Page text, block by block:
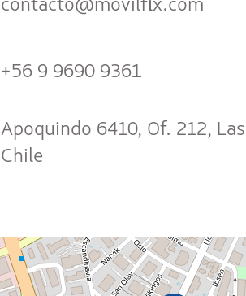
contacto@movilflix.com
+56 9 9690 9361
Apoquindo 6410, Of. 212,
Chile